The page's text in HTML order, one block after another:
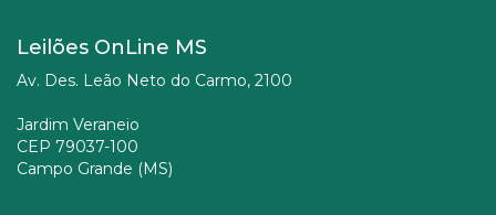
Leilões OnLine MS
Av. Des. Leão Neto do Carmo, 2100
Jardim Veraneio
CEP 79037-100
Campo Grande (MS)